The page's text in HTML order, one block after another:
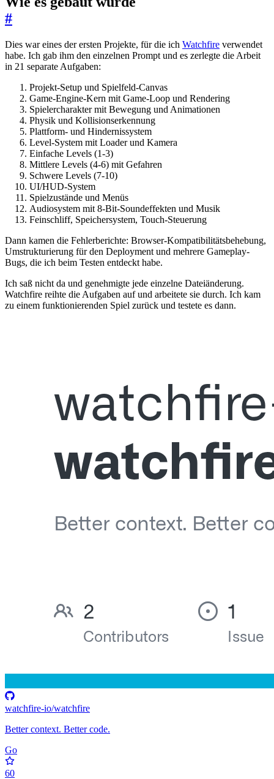
#
Dies war eines der ersten Projekte, für die ich Watchfire verwendet
habe. Ich gab ihm den einzelnen Prompt und es zerlegte die Arbeit
in 21 separate Aufgaben:
Projekt-Setup und Spielfeld-Canvas
Game-Engine-Kern mit Game-Loop und Rendering
Spielercharakter mit Bewegung und Animationen
Physik und Kollisionserkennung
Plattform- und Hindernissystem
Level-System mit Loader und Kamera
Einfache Levels (1-3)
Mittlere Levels (4-6) mit Gefahren
Schwere Levels (7-10)
UI/HUD-System
Spielzustände und Menüs
Audiosystem mit 8-Bit-Soundeffekten und Musik
Feinschliff, Speichersystem, Touch-Steuerung
Dann kamen die Fehlerberichte: Browser-Kompatibilitätsbehebung,
Umstrukturierung für den Deployment und mehrere Gameplay-
Bugs, die ich beim Testen entdeckt habe.
Ich saß nicht da und genehmigte jede einzelne Dateiänderung.
Watchfire reihte die Aufgaben auf und arbeitete sie durch. Ich kam
zu einem funktionierenden Spiel zurück und testete es dann.
watchfire-io/watchfire
Better context. Better code.
Go
60